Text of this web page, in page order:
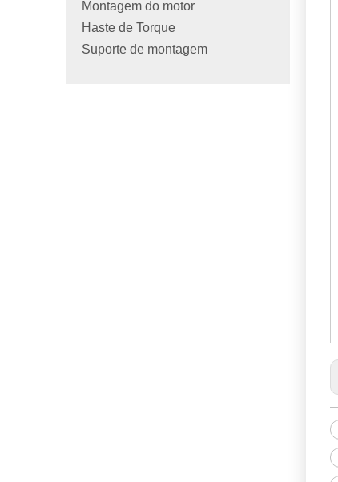
Montagem do motor
Haste de Torque
Suporte de montagem